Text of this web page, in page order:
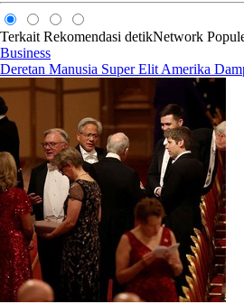
Terkait Rekomendasi detikNetwork
Business
Deretan Manusia Super Elit Amerika